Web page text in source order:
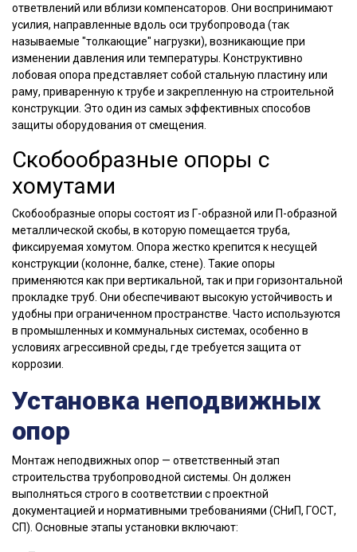
ответвлений или вблизи компенсаторов. Они воспринимают
усилия, направленные вдоль оси трубопровода (так
называемые "толкающие" нагрузки), возникающие при
изменении давления или температуры. Конструктивно
лобовая опора представляет собой стальную пластину или
раму, приваренную к трубе и закрепленную на строительной
конструкции. Это один из самых эффективных способов
защиты оборудования от смещения.
Скобообразные опоры с
хомутами
Скобообразные опоры состоят из Г-образной или П-образной
металлической скобы, в которую помещается труба,
фиксируемая хомутом. Опора жестко крепится к несущей
конструкции (колонне, балке, стене). Такие опоры
применяются как при вертикальной, так и при горизонтальной
прокладке труб. Они обеспечивают высокую устойчивость и
удобны при ограниченном пространстве. Часто используются
в промышленных и коммунальных системах, особенно в
условиях агрессивной среды, где требуется защита от
коррозии.
Установка неподвижных
опор
Монтаж неподвижных опор — ответственный этап
строительства трубопроводной системы. Он должен
выполняться строго в соответствии с проектной
документацией и нормативными требованиями (СНиП, ГОСТ,
СП). Основные этапы установки включают: